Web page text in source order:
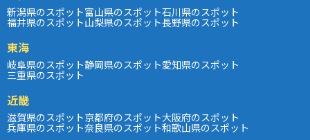
新潟県のスポット富山県のスポット石川県のスポット
福井県のスポット山梨県のスポット長野県のスポット
東海
岐阜県のスポット静岡県のスポット愛知県のスポット
三重県のスポット
近畿
滋賀県のスポット京都府のスポット大阪府のスポット
兵庫県のスポット奈良県のスポット和歌山県のスポット